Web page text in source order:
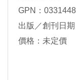
GPN：
出版／創刊日
價格：未定價